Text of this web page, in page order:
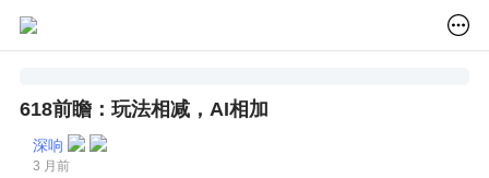
618前瞻：玩法相减，AI相加
深响
3 月前